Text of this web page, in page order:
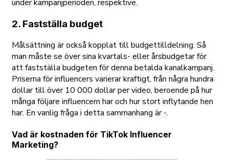
under kampanjperioden, respektive.
2. Fastställa budget
Målsättning är också kopplat till budgettilldelning. Så
man måste se över sina kvartals- eller årsbudgetar för
att fastställa budgeten för denna betalda kanalkampanj.
Priserna för influencers varierar kraftigt, från några hundra
dollar till över 10 000 dollar per video, beroende på hur
många följare influencern har och hur stort inflytande hen
har. En vanlig fråga i detta sammanhang är -.
Vad är kostnaden för TikTok Influencer
Marketing?